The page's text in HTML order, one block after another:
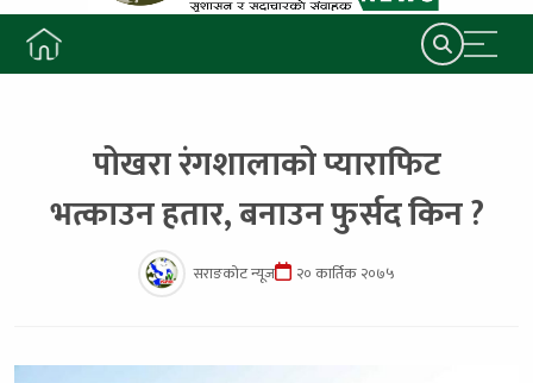
पोखरा रंगशालाको प्याराफिट
भत्काउन हतार, बनाउन फुर्सद किन ?
सराङकोट न्यूज २० कार्तिक २०७५